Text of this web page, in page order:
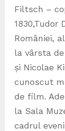
Filtsch –
României,
la vârsta
și Nicolae
cunoscut
de film.
la Sala
cadrul